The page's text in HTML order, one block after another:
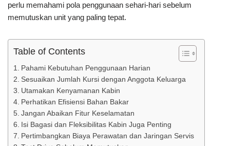
perlu memahami pola penggunaan sehari-hari sebelum
memutuskan unit yang paling tepat.
Table of Contents
Pahami Kebutuhan Penggunaan Harian
Sesuaikan Jumlah Kursi dengan Anggota Keluarga
Utamakan Kenyamanan Kabin
Perhatikan Efisiensi Bahan Bakar
Jangan Abaikan Fitur Keselamatan
Isi Bagasi dan Fleksibilitas Kabin Juga Penting
Pertimbangkan Biaya Perawatan dan Jaringan Servis